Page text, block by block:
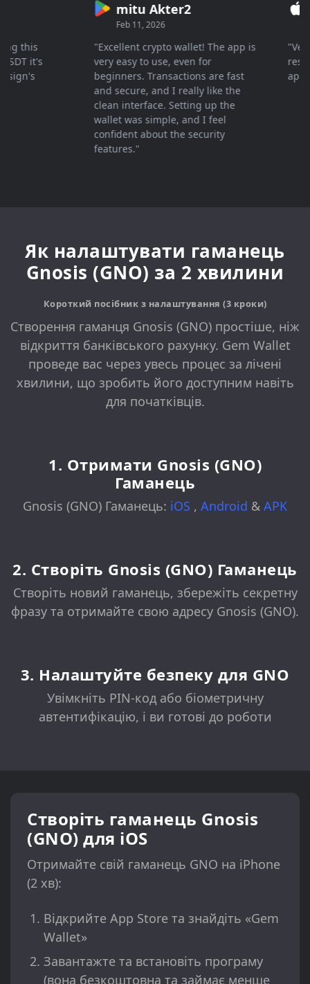
it's
mitu Akter2
Feb 11, 2026
"Excellent crypto wallet! The app is
very easy to use, even for
beginners. Transactions are fast
and secure, and I really like the
clean interface. Setting up the
wallet was simple, and I feel
confident about the security
features."
"Very
Як налаштувати гаманець
Gnosis (GNO) за 2 хвилини
Короткий посібник з налаштування (3 кроки)
Створення гаманця Gnosis (GNO) простіше, ніж
відкриття банківського рахунку. Gem Wallet
проведе вас через увесь процес за лічені
хвилини, що зробить його доступним навіть
для початківців.
1. Отримати Gnosis (GNO)
Гаманець
Gnosis (GNO) Гаманець: iOS , Android & APK
2. Створіть Gnosis (GNO) Гаманець
Створіть новий гаманець, збережіть секретну
фразу та отримайте свою адресу Gnosis (GNO).
3. Налаштуйте безпеку для GNO
Увімкніть PIN-код або біометричну
автентифікацію, і ви готові до роботи
Створіть гаманець Gnosis
(GNO) для iOS
Отримайте свій гаманець GNO на iPhone
(2 хв):
Відкрийте App Store та знайдіть «Gem
Wallet»
Завантажте та встановіть програму
(вона безкоштовна та займає менше